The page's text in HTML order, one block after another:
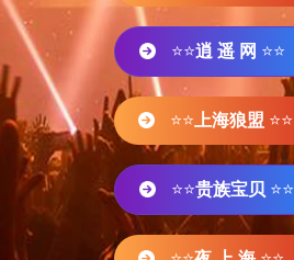
⭐⭐逍 遥 网 ⭐⭐
⭐⭐ 上海狼盟 ⭐⭐
⭐⭐贵族宝贝 ⭐⭐